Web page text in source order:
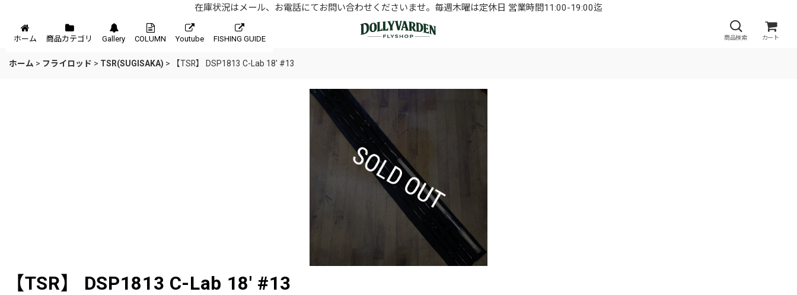
在庫状況はメール、お電話にてお問い合わせくださいませ。毎週木曜は定休日 営業時間11:00-19:00迄
メニュー 商品検索 カート
ホーム 商品カテゴリ Gallery COLUMN Youtube FISHING GUIDE
ホーム > フライロッド > TSR(SUGISAKA) > 【TSR】 DSP1813 C-Lab 18' #13
【TSR】 DSP1813 C-Lab 18' #13